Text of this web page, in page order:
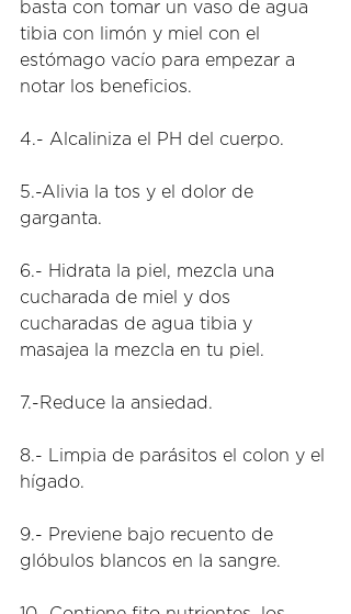
basta con tomar un vaso de agua
tibia con limón y miel con el
estómago vacío para empezar a
notar los beneficios.
4.- Alcaliniza el PH del cuerpo.
5.-Alivia la tos y el dolor de
garganta.
6.- Hidrata la piel, mezcla una
cucharada de miel y dos
cucharadas de agua tibia y
masajea la mezcla en tu piel.
7.-Reduce la ansiedad.
8.- Limpia de parásitos el colon y el
hígado.
9.- Previene bajo recuento de
glóbulos blancos en la sangre.